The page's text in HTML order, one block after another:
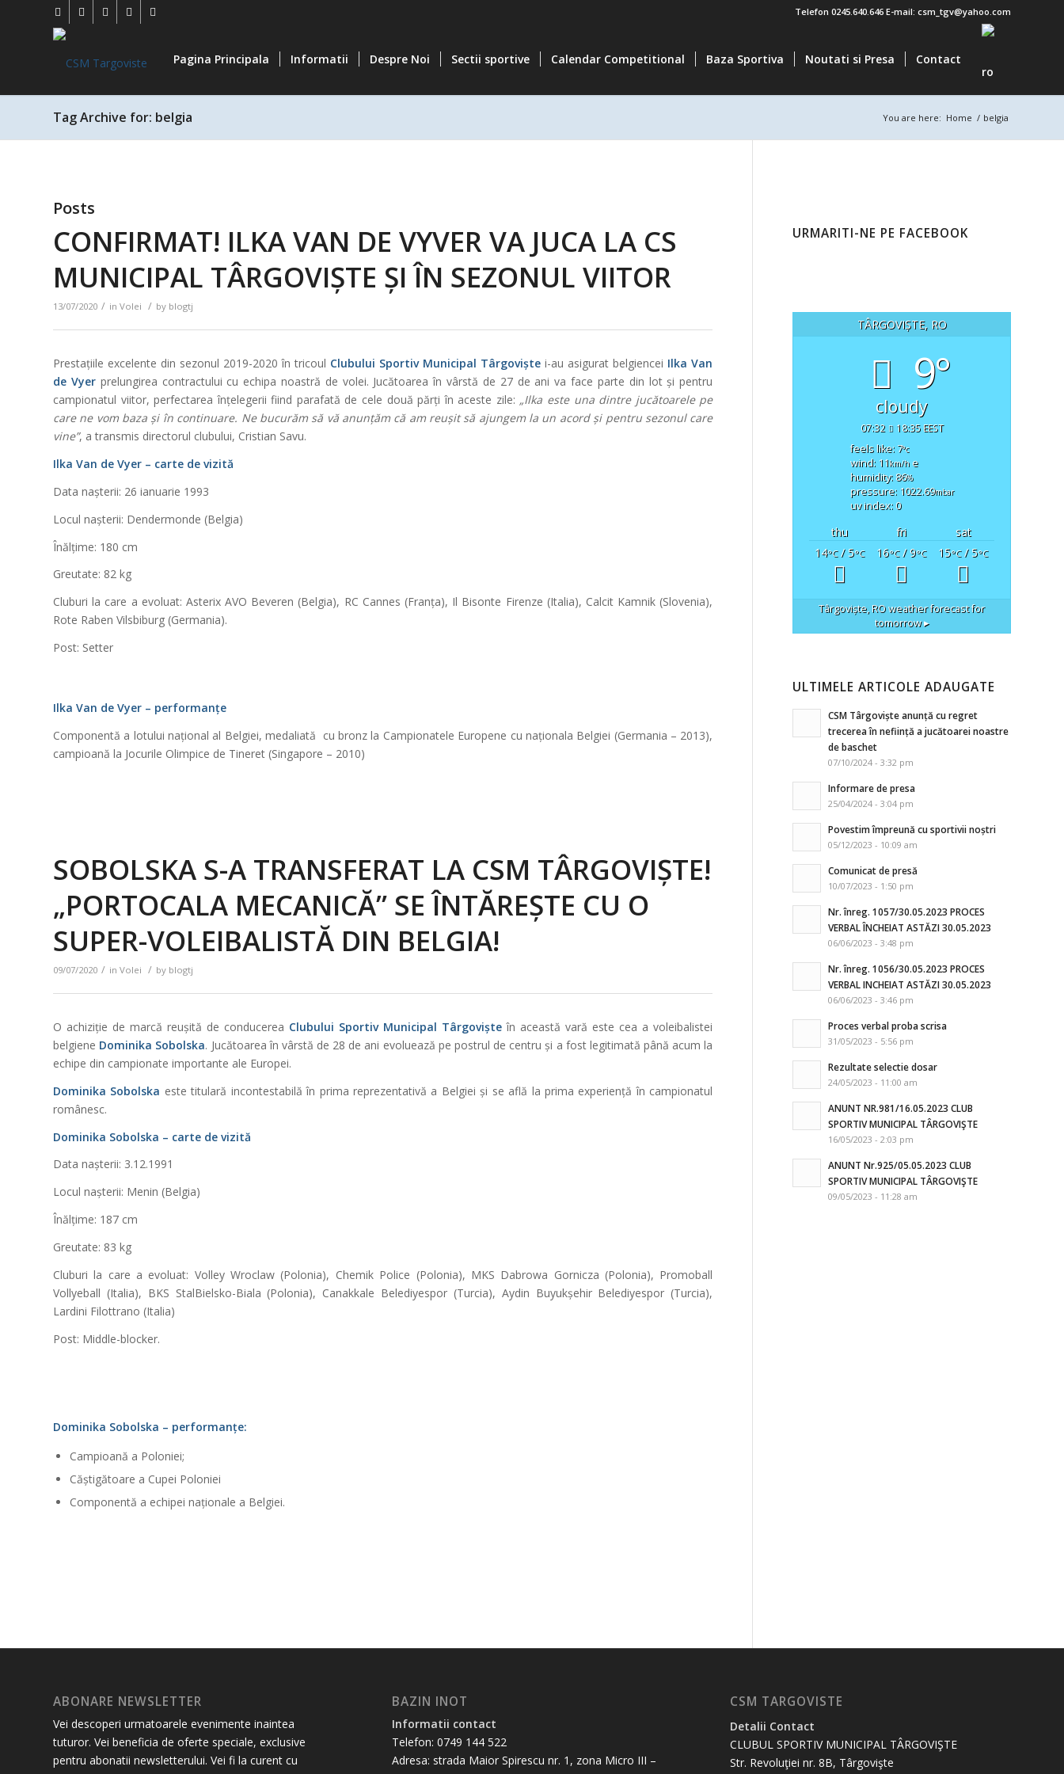
Telefon 0245.640.646 E-mail: csm_tgv@yahoo.com
Pagina Principala Informatii Despre Noi Sectii sportive Calendar Competitional Baza Sportiva Noutati si Presa Contact
Tag Archive for: belgia You are here: Home / belgia
Posts
CONFIRMAT! ILKA VAN DE VYVER VA JUCA LA CS
MUNICIPAL TÂRGOVIȘTE ȘI ÎN SEZONUL VIITOR
13/07/2020 / in Volei / by blogtj
Prestațiile excelente din sezonul 2019-2020 în tricoul Clubului Sportiv Municipal Târgoviște i-au asigurat belgiencei Ilka Van
de Vyerprelungirea contractului cu echipa noastră de volei. Jucătoarea în vârstă de 27 de ani va face parte din lot și pentru
campionatul viitor, perfectarea înțelegerii fiind parafată de cele două părți în aceste zile: „Ilka este una dintre jucătoarele pe
care ne vom baza și în continuare. Ne bucurăm să vă anunțăm că am reușit să ajungem la un acord și pentru sezonul care
vine”, a transmis directorul clubului, Cristian Savu.
Ilka Van de Vyer – carte de vizită
Data nașterii: 26 ianuarie 1993
Locul nașterii: Dendermonde (Belgia)
Înălțime: 180 cm
Greutate: 82 kg
Cluburi la care a evoluat: Asterix AVO Beveren (Belgia), RC Cannes (Franța), Il Bisonte Firenze (Italia), Calcit Kamnik (Slovenia),
Rote Raben Vilsbiburg (Germania).
Post: Setter
Ilka Van de Vyer – performanțe
Componentă a lotului național al Belgiei, medaliată cu bronz la Campionatele Europene cu naționala Belgiei (Germania – 2013),
campioană la Jocurile Olimpice de Tineret (Singapore – 2010)
SOBOLSKA S-A TRANSFERAT LA CSM TÂRGOVIȘTE!
„PORTOCALA MECANICĂ” SE ÎNTĂREȘTE CU O
SUPER-VOLEIBALISTĂ DIN BELGIA!
09/07/2020 / in Volei / by blogtj
O achiziție de marcă reușită de conducerea Clubului Sportiv Municipal Târgoviște în această vară este cea a voleibalistei
belgiene Dominika Sobolska. Jucătoarea în vârstă de 28 de ani evoluează pe postrul de centru și a fost legitimată până acum la
echipe din campionate importante ale Europei.
Dominika Sobolska este titulară incontestabilă în prima reprezentativă a Belgiei și se află la prima experiență în campionatul
românesc.
Dominika Sobolska – carte de vizită
Data nașterii: 3.12.1991
Locul nașterii: Menin (Belgia)
Înălțime: 187 cm
Greutate: 83 kg
Cluburi la care a evoluat: Volley Wroclaw (Polonia), Chemik Police (Polonia), MKS Dabrowa Gornicza (Polonia), Promoball
Vollyeball (Italia), BKS StalBielsko-Biala (Polonia), Canakkale Belediyespor (Turcia), Aydin Buyukșehir Belediyespor (Turcia),
Lardini Filottrano (Italia)
Post: Middle-blocker.
Dominika Sobolska – performanțe:
Campioană a Poloniei;
Căștigătoare a Cupei Poloniei
Componentă a echipei naționale a Belgiei.
URMARITI-NE PE FACEBOOK
TÂRGOVIȘTE, RO
9°
cloudy
07:32 18:35 EEST
feels like: 7°c
wind: 11km/he
humidity: 86%
pressure: 1022.69mbar
uv index: 0
thu fri
sat
14°C/ 5°C 16°C/ 9°C 15°C/ 5°C
Târgoviște, ROweather forecast for
tomorrow ▸
ULTIMELE ARTICOLE ADAUGATE
CSM Târgoviște anunță cu regret
trecerea în neființă a jucătoarei noastre
de baschet
07/10/2024 - 3:32 pm
Informare de presa
25/04/2024 - 3:04 pm
Povestim împreună cu sportivii noștri
05/12/2023 - 10:09 am
Comunicat de presă
10/07/2023 - 1:50 pm
Nr. înreg. 1057/30.05.2023 PROCES
VERBAL ÎNCHEIAT ASTĂZI 30.05.2023
06/06/2023 - 3:48 pm
Nr. înreg. 1056/30.05.2023 PROCES
VERBAL INCHEIAT ASTĂZI 30.05.2023
06/06/2023 - 3:46 pm
Proces verbal proba scrisa
31/05/2023 - 5:56 pm
Rezultate selectie dosar
24/05/2023 - 11:00 am
ANUNT NR.981/16.05.2023 CLUB
SPORTIV MUNICIPAL TÂRGOVIŞTE
16/05/2023 - 2:03 pm
ANUNT Nr.925/05.05.2023 CLUB
SPORTIV MUNICIPAL TÂRGOVIŞTE
09/05/2023 - 11:28 am
ABONARE NEWSLETTER
Vei descoperi urmatoarele evenimente inaintea
tuturor. Vei beneficia de oferte speciale, exclusive
pentru abonatii newsletterului. Vei fi la curent cu
BAZIN INOT
Informatii contact
Telefon: 0749 144 522
Adresa: strada Maior Spirescu nr. 1, zona Micro III –
CSM TARGOVISTE
Detalii Contact
CLUBUL SPORTIV MUNICIPAL TÂRGOVIŞTE
Str. Revoluţiei nr. 8B, Târgovişte